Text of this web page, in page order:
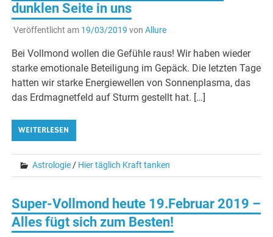
dunklen Seite in uns
Veröffentlicht am 19/03/2019 von Allure
Bei Vollmond wollen die Gefühle raus! Wir haben wieder
starke emotionale Beteiligung im Gepäck. Die letzten Tage
hatten wir starke Energiewellen von Sonnenplasma, das
das Erdmagnetfeld auf Sturm gestellt hat. […]
WEITERLESEN
Astrologie/ Hier täglich Kraft tanken
Super-Vollmond heute 19.Februar 2019 –
Alles fügt sich zum Besten!